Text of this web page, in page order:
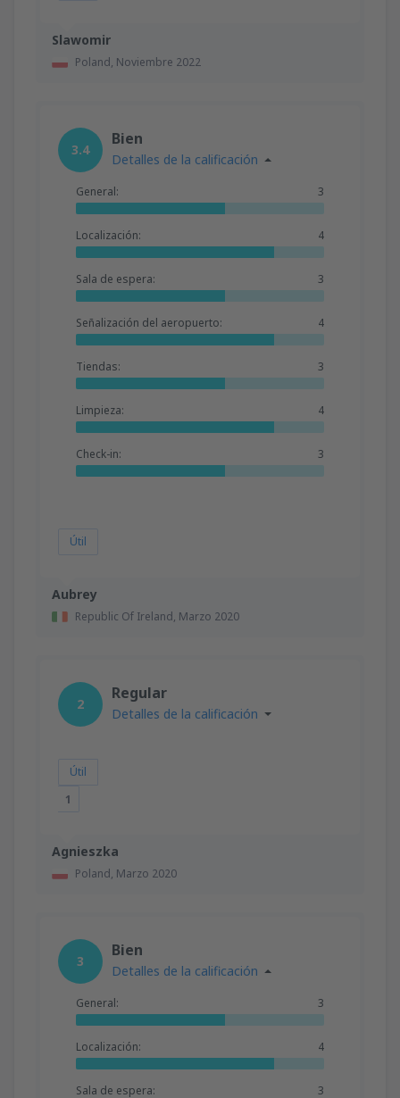
Slawomir
Poland, Noviembre 2022
Aubrey
Republic Of Ireland, Marzo 2020
3.4
Bien
Detalles de la calificación
General: 3
Localización: 4
Sala de espera: 3
Señalización del aeropuerto: 4
Tiendas: 3
Limpieza: 4
Check-in: 3
Útil
Agnieszka
Poland, Marzo 2020
2
Regular
Detalles de la calificación
Útil
1
3
Bien
Detalles de la calificación
General: 3
Localización: 4
Sala de espera: 3